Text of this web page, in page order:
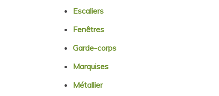
Escaliers
Fenêtres
Garde-corps
Marquises
Métallier